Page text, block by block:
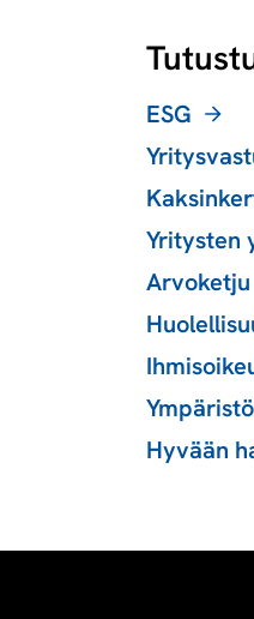
ESG
Yritysten
Arvoketju
Hyvään